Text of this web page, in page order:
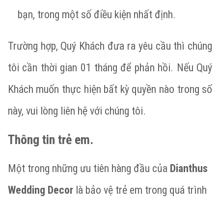
bạn, trong một số điều kiện nhất định.
Trường hợp, Quý Khách đưa ra yêu cầu thì chúng
tôi cần thời gian 01 tháng để phản hồi. Nếu Quý
Khách muốn thực hiện bất kỳ quyền nào trong số
này, vui lòng liên hệ với chúng tôi.
Thông tin trẻ em.
Một trong những ưu tiên hàng đầu của Dianthus
Wedding Decorlà bảo vệ trẻ em trong quá trình